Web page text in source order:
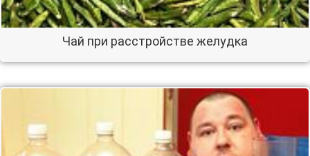
Чай при расстройстве желудка